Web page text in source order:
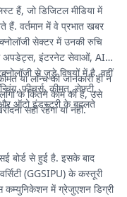
हैं, जो डिजिटल मीडिया में
वर्तमान में वे प्रभात खबर
सेक्टर में उनकी रुचि
अपडेट्स, इंटरनेट सेवाओं, AI
से जुड़े विषयों में है. वहीं
फीचर्स, कीमत, सेफ्टी,
ऑटो इंडस्ट्री के बदलते
या लॉन्च की जानकारी ही न
के कितने काम की है, उसे
सही रहेगा या नहीं.
बोर्ड से हुई है. इसके बाद
(GGSIPU) के कस्तूरी
में ग्रेजुएशन डिग्री